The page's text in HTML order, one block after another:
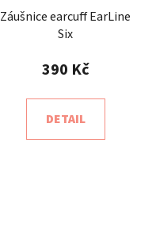
Záušnice earcuff EarLine
Six
390 Kč
DETAIL